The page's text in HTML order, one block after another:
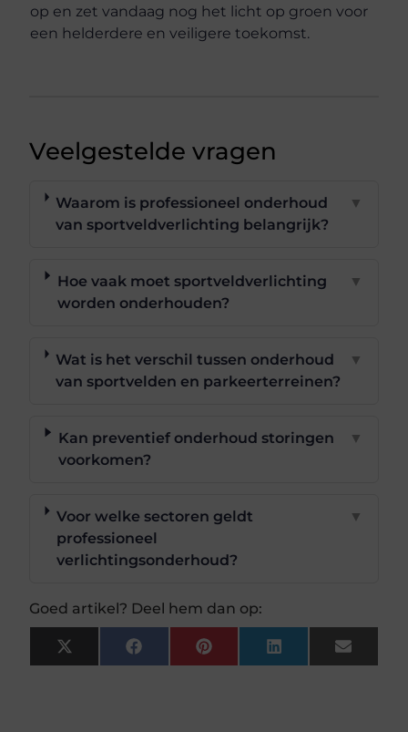
op en zet vandaag nog het licht op groen voor
een helderdere en veiligere toekomst.
Veelgestelde vragen
Waarom is professioneel onderhoud
van sportveldverlichting belangrijk?
▼
Hoe vaak moet sportveldverlichting
worden onderhouden?
▼
Wat is het verschil tussen onderhoud
van sportvelden en parkeerterreinen?
▼
Kan preventief onderhoud storingen
voorkomen?
▼
Voor welke sectoren geldt
professioneel
verlichtingsonderhoud?
▼
Goed artikel? Deel hem dan op:
X
(Twitter)
FacebookPinterestLinkedInEmail